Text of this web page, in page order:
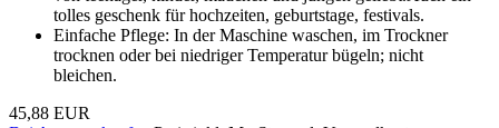
tolles geschenk für hochzeiten, geburtstage, festivals.
Einfache Pflege: In der Maschine waschen, im Trockner
trocknen oder bei niedriger Temperatur bügeln; nicht
bleichen.
45,88 EUR